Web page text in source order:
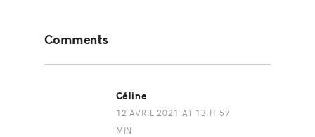
Interactions
Comments
Céline
12 AVRIL 2021 AT 13 H 57
MIN